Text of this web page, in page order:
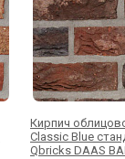
Кирпич
Classic Blue
Qbricks DAAS